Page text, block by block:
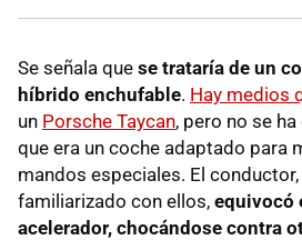
Se señala que se trataría de un
híbrido enchufable. Hay medios
un Porsche Taycan, pero no se
que era un coche adaptado para
mandos especiales. El
familiarizado con ellos, equivocó
acelerador, chocándose contra